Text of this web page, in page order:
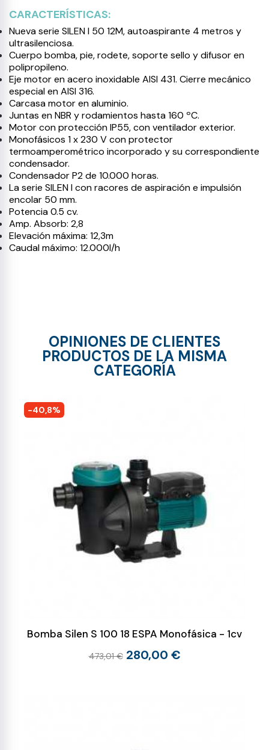
CARACTERÍSTICAS:
Nueva serie SILEN I 50 12M, autoaspirante 4 metros y
ultrasilenciosa.
Cuerpo bomba, pie, rodete, soporte sello y difusor en
polipropileno.
Eje motor en acero inoxidable AISI 431. Cierre mecánico
especial en AISI 316.
Carcasa motor en aluminio.
Juntas en NBR y rodamientos hasta 160 ºC.
Motor con protección IP55, con ventilador exterior.
Monofásicos 1 x 230 V con protector
termoamperométrico incorporado y su correspondiente
condensador.
Condensador P2 de 10.000 horas.
La serie SILEN I con racores de aspiración e impulsión
encolar 50 mm.
Potencia 0.5 cv.
Amp. Absorb: 2,8
Elevación máxima: 12,3m
Caudal máximo: 12.000l/h
OPINIONES DE CLIENTES
PRODUCTOS DE LA MISMA
CATEGORÍA
-40,8%
Bomba Silen S 100 18 ESPA Monofásica - 1cv
473,01 € 280,00 €